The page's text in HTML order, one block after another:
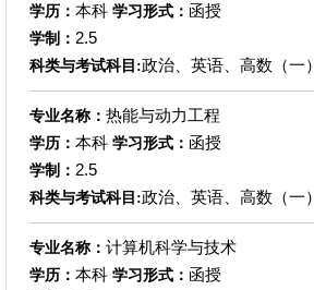
学历： 本科 学习形式： 函授
学制： 2.5
科类与考试科目:政治、英语、高数（一）
专业名称： 热能与动力工程
学历： 本科 学习形式： 函授
学制： 2.5
科类与考试科目:政治、英语、高数（一）
专业名称： 计算机科学与技术
学历： 本科 学习形式： 函授